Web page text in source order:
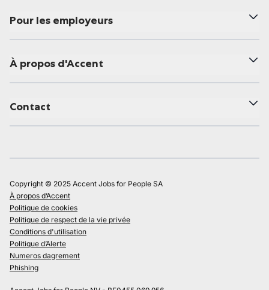
Pour les employeurs
À propos d'Accent
Contact
Copyright © 2025 Accent Jobs for People SA
À propos d’Accent
Politique de cookies
Politique de respect de la vie privée
Conditions d'utilisation
Politique d’Alerte
Numeros dagrement
Phishing